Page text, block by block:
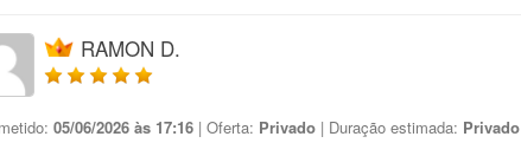
RAMON D.
05/06/2026 às 17:16 | Oferta: Privado | Duração estimada: Privado